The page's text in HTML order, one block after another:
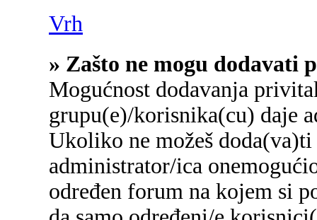
Vrh
» Zašto ne mogu dodavati
Mogućnost dodavanja
grupu(e)/korisnika(cu) daje
Ukoliko ne možeš
administrator/ica
određen forum na kojem si